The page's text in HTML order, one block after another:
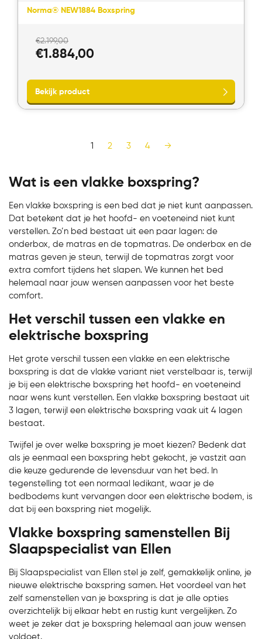
Norma® NEW1884 Boxspring
€2.199,00Oorspronkelijke
prijs
€2.199,00.
€1.884,00
is:
1 2 3 4 →
Wat is een vlakke boxspring?
Een vlakke boxspring is een bed dat je niet kunt aanpassen.
Dat betekent dat je het hoofd- en voeteneind niet kunt
verstellen. Zo’n bed bestaat uit een paar lagen: de
onderbox, de matras en de topmatras. De onderbox en de
matras geven je steun, terwijl de topmatras zorgt voor
extra comfort tijdens het slapen. We kunnen het bed
helemaal naar jouw wensen aanpassen voor het beste
comfort.
Het verschil tussen een vlakke en
elektrische boxspring
Het grote verschil tussen een vlakke en een elektrische
boxspring is dat de vlakke variant niet verstelbaar is, terwijl
je bij een elektrische boxspring het hoofd- en voeteneind
naar wens kunt verstellen. Een vlakke boxspring bestaat uit
3 lagen, terwijl een elektrische boxspring vaak uit 4 lagen
bestaat.
Twijfel je over welke boxspring je moet kiezen? Bedenk dat
als je eenmaal een boxspring hebt gekocht, je vastzit aan
die keuze gedurende de levensduur van het bed. In
tegenstelling tot een normaal ledikant, waar je de
bedbodems kunt vervangen door een elektrische bodem, is
dat bij een boxspring niet mogelijk.
Vlakke boxspring samenstellen Bij
Slaapspecialist van Ellen
Bij Slaapspecialist van Ellen stel je zelf, gemakkelijk online, je
nieuwe elektrische boxspring samen. Het voordeel van het
zelf samenstellen van je boxspring is dat je alle opties
overzichtelijk bij elkaar hebt en rustig kunt vergelijken. Zo
weet je zeker dat je boxspring helemaal aan jouw wensen
voldoet.